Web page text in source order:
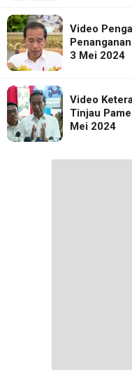
Video
3 Mei 2024
Video
Tinjau
Mei 2024